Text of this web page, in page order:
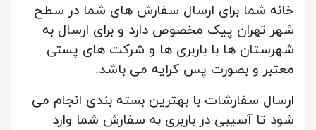
خانه شما برای ارسال سفارش های شما در سطح
شهر تهران پیک مخصوص دارد و برای ارسال به
شهرستان ها با باربری ها و شرکت های پستی
معتبر و بصورت پس کرایه می باشد.
ارسال سفارشات با بهترین بسته بندی انجام می
شود تا آسیبی در باربری به سفارش شما وارد